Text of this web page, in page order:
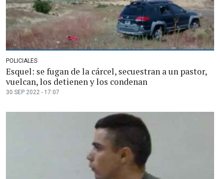
POLICIALES
Esquel: se fugan de la cárcel, secuestran a un pastor,
vuelcan, los detienen y los condenan
30 SEP 2022 - 17:07